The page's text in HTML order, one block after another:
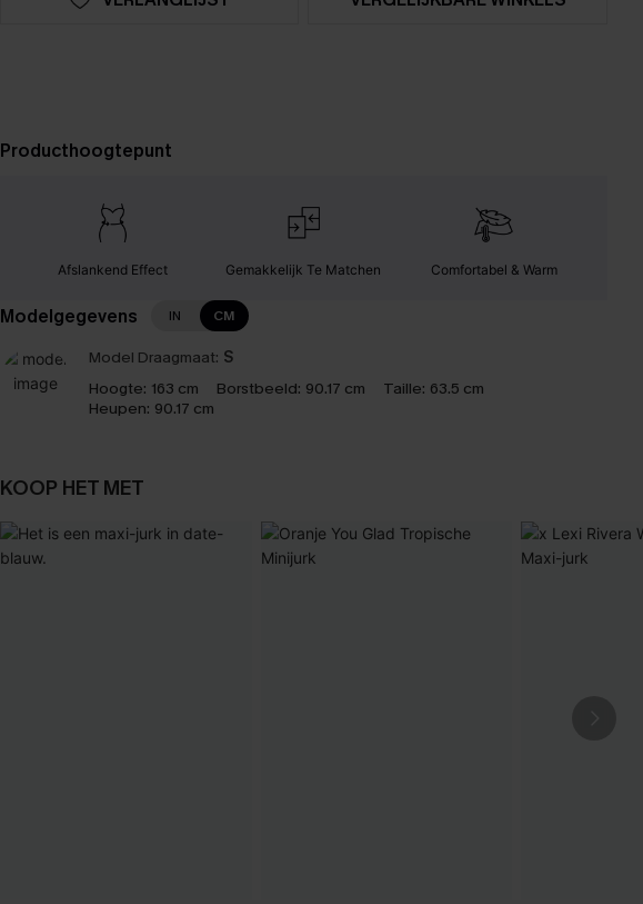
Producthoogtepunt
Afslankend Effect Gemakkelijk Te Matchen Comfortabel & Warm
Modelgegevens IN CM
Model Draagmaat: S
Hoogte: 163 cm Borstbeeld: 90.17 cm Taille: 63.5 cm
Heupen: 90.17 cm
KOOP HET MET